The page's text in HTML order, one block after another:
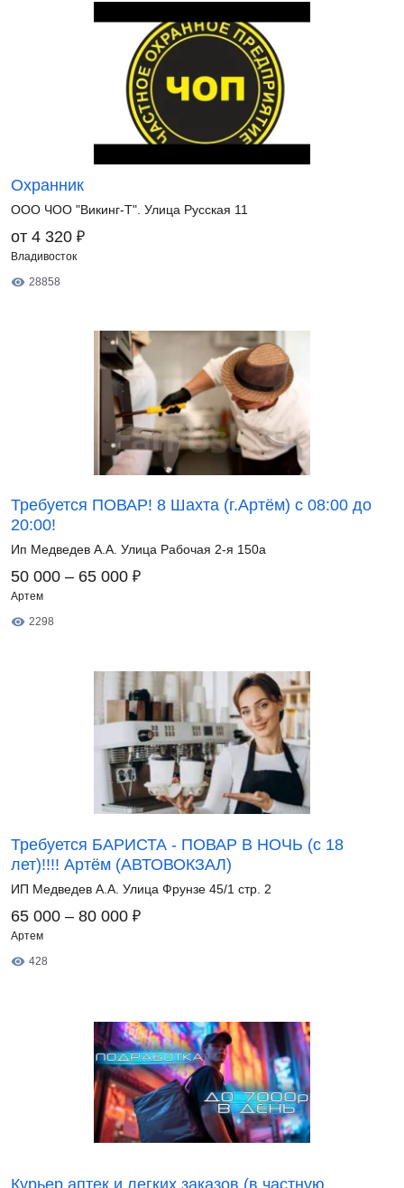
Охранник
ООО ЧОО "Викинг-Т". Улица Русская 11
от 4 320 ₽
Владивосток
28858
Требуется ПОВАР! 8 Шахта (г.Артём) с 08:00 до
20:00!
Ип Медведев А.А. Улица Рабочая 2-я 150а
50 000 – 65 000 ₽
Артем
2298
Требуется БАРИСТА - ПОВАР В НОЧЬ (с 18
лет)!!!! Артём (АВТОВОКЗАЛ)
ИП Медведев А.А. Улица Фрунзе 45/1 стр. 2
65 000 – 80 000 ₽
Артем
428
Курьер аптек и легких заказов (в частную